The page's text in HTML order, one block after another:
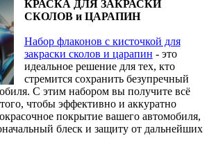
КРАСКА ДЛЯ ЗАКРАСКИ
СКОЛОВ и ЦАРАПИН
Набор флаконов с кисточкой для
закраски сколов и царапин - это
идеальное решение для тех, кто
стремится сохранить безупречный
С этим набором вы получите всё
чтобы эффективно и аккуратно
покрытие вашего автомобиля,
блеск и защиту от дальнейших